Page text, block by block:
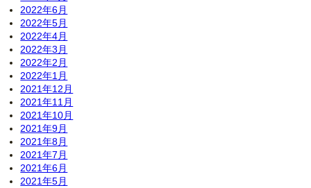
2022年6月
2022年5月
2022年4月
2022年3月
2022年2月
2022年1月
2021年12月
2021年11月
2021年10月
2021年9月
2021年8月
2021年7月
2021年6月
2021年5月